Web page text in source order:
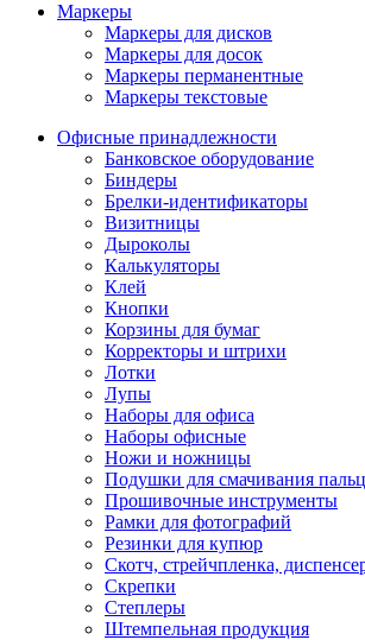
Маркеры
Маркеры для дисков
Маркеры для досок
Маркеры перманентные
Маркеры текстовые
Офисные принадлежности
Банковское оборудование
Биндеры
Брелки-идентификаторы
Визитницы
Дыроколы
Калькуляторы
Клей
Кнопки
Корзины для бумаг
Корректоры и штрихи
Лотки
Лупы
Наборы для офиса
Наборы офисные
Ножи и ножницы
Подушки для смачивания
Прошивочные инструменты
Рамки для фотографий
Резинки для купюр
Скотч, стрейчпленка,
Скрепки
Степлеры
Штемпельная продукция